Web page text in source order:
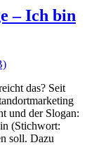
– Ich bin
das? Seit
und der Slogan:
(Stichwort:
soll. Dazu